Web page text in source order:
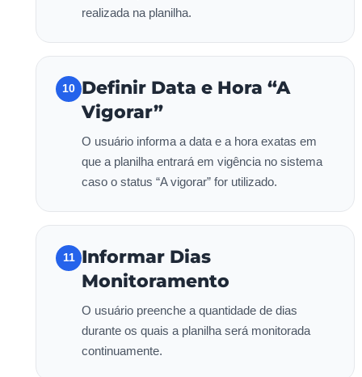
realizada na planilha.
10 Definir Data e Hora “A
Vigorar”
O usuário informa a data e a hora exatas em
que a planilha entrará em vigência no sistema
caso o status “A vigorar” for utilizado.
11 Informar Dias
Monitoramento
O usuário preenche a quantidade de dias
durante os quais a planilha será monitorada
continuamente.